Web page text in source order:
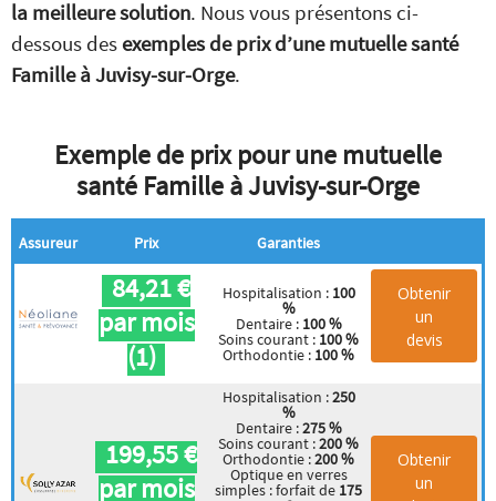
la meilleure solution. Nous vous présentons ci-
dessous des exemples de prix d’une mutuelle santé
Famille à Juvisy-sur-Orge.
Exemple de prix pour une mutuelle
santé Famille à Juvisy-sur-Orge
Assureur Prix Garanties
84,21 €
par mois
(1)
Hospitalisation : 100
%
Dentaire : 100 %
Soins courant : 100 %
Orthodontie : 100 %
Obtenir
un
devis
199,55 €
par mois
Hospitalisation :250
%
Dentaire :275 %
Soins courant :200 %
Orthodontie :200 %
Optique en verres
simples : forfait de 175
Obtenir
un